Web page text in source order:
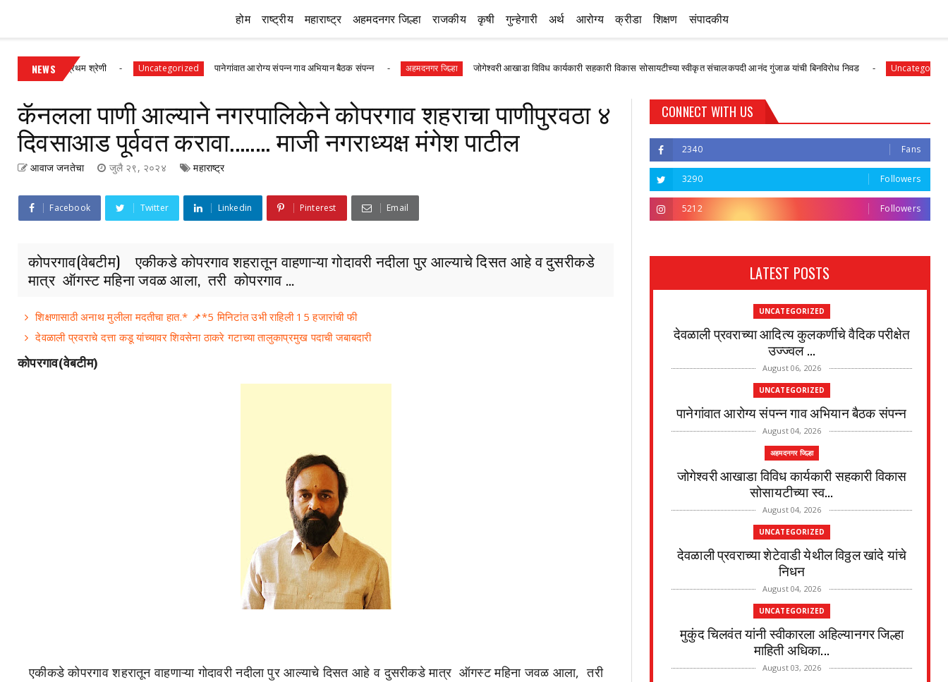
होम राष्ट्रीय महाराष्ट्र अहमदनगर जिल्हा राजकीय कृषी गुन्हेगारी अर्थ आरोग्य क्रीडा शिक्षण संपादकीय
NEWS
प्रथम श्रेणी Uncategorized पानेगांवात आरोग्य संपन्न गाव अभियान बैठक संपन्न अहमदनगर जिल्हा जोगेश्वरी आखाडा विविध कार्यकारी सहकारी विकास सोसायटीच्या स्वीकृत संचालकपदी आनंद गुंजाळ यांची बिनविरोध निवड Uncategorized
कॅनलला पाणी आल्याने नगरपालिकेने कोपरगाव शहराचा पाणीपुरवठा ४
दिवसाआड पूर्ववत करावा........ माजी नगराध्यक्ष मंगेश पाटील
आवाज जनतेचा जुलै २९, २०२४ महाराष्ट्र
Facebook Twitter Linkedin Pinterest Email
कोपरगाव(वेबटीम) एकीकडे कोपरगाव शहरातून वाहणाऱ्या गोदावरी नदीला पुर आल्याचे दिसत आहे व दुसरीकडे
मात्र ऑगस्ट महिना जवळ आला, तरी कोपरगाव ...
शिक्षणासाठी अनाथ मुलीला मदतीचा हात.* 📌*5 मिनिटांत उभी राहिली 15 हजारांची फी
देवळाली प्रवराचे दत्ता कडू यांच्यावर शिवसेना ठाकरे गटाच्या तालुकाप्रमुख पदाची जबाबदारी
कोपरगाव(वेबटीम)
एकीकडे कोपरगाव शहरातून वाहणाऱ्या गोदावरी नदीला पुर आल्याचे दिसत आहे व दुसरीकडे मात्र ऑगस्ट महिना जवळ आला, तरी
CONNECT WITH US
2340 Fans
3290 Followers
5212 Followers
LATEST POSTS
UNCATEGORIZED
देवळाली प्रवराच्या आदित्य कुलकर्णीचे वैदिक परीक्षेत
उज्ज्वल ...
August 06, 2026
UNCATEGORIZED
पानेगांवात आरोग्य संपन्न गाव अभियान बैठक संपन्न
August 04, 2026
अहमदनगर जिल्हा
जोगेश्वरी आखाडा विविध कार्यकारी सहकारी विकास
सोसायटीच्या स्व...
August 04, 2026
UNCATEGORIZED
देवळाली प्रवराच्या शेटेवाडी येथील विठ्ठल खांदे यांचे
निधन
August 04, 2026
UNCATEGORIZED
मुकुंद चिलवंत यांनी स्वीकारला अहिल्यानगर जिल्हा
माहिती अधिका...
August 03, 2026